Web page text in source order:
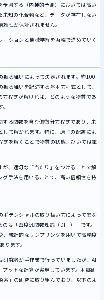
測する（内挿的予測）においては高い
知の化合物など、データが存在しない
性が保証されません。
ションと機械学習を両輪で進めていく
る舞いによって決定されます。約100
る舞いを記述する基本方程式として、
程式が解ければ、どのような物質であ
る関数を含む偏微分方程式であり、未
て解かれます。特に、原子の配置によ
式を解くことで物質の状態、ひいては電
、適切な「当たり」をつけることで解
手法を用いることで、高い信頼性を持
テンシャルの取り扱い方によって異な
は「密度汎関数理論（DFT）」です。
統計的なサンプリングを用いて高精度
ります。
究者が手作業で行っていましたが、AI
ットな計算が実現しています。本郷研
」の研究に取り組んでおり、以下のよ